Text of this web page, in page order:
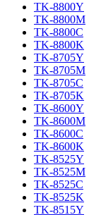
TK-8800Y
TK-8800M
TK-8800C
TK-8800K
TK-8705Y
TK-8705M
TK-8705C
TK-8705K
TK-8600Y
TK-8600M
TK-8600C
TK-8600K
TK-8525Y
TK-8525M
TK-8525C
TK-8525K
TK-8515Y